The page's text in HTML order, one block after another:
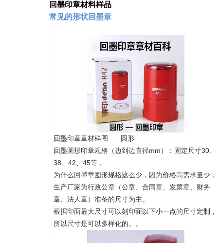
回墨印章材料样品
常见的形状回墨章
回墨印章章材样图 — 圆形
回墨圆形印章规格（边到边直径mm）：固定尺寸30、
38、42、45等，
为什么回墨章圆形规格这么少，因为价格高需求量少，
生产厂家为行政公章（公章、合同章、发票章、财务
章、法人章）准备的尺寸为主。
根据印面最大尺寸可以刻印面以下小一点的尺寸定制，
所以尺寸是可以多样化的。
。